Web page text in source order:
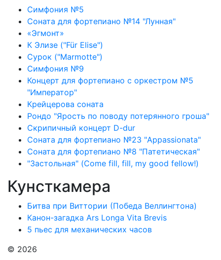
Симфония №5
Соната для фортепиано №14 "Лунная"
«Эгмонт»
К Элизе ("Für Elise")
Сурок ("Marmotte")
Симфония №9
Концерт для фортепиано с оркестром №5
"Император"
Крейцерова соната
Рондо "Ярость по поводу потерянного гроша"
Скрипичный концерт D-dur
Соната для фортепиано №23 "Appassionata"
Соната для фортепиано №8 "Патетическая"
"Застольная" (Come fill, fill, my good fellow!)
Кунсткамера
Битва при Виттории (Победа Веллингтона)
Канон-загадка Ars Longa Vita Brevis
5 пьес для механических часов
© 2026